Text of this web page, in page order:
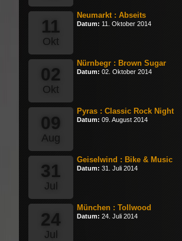
11
Okt
Neumarkt : Abseits
Datum: 11. Oktober 2014
02
Okt
Nürnbegr : Brown Sugar
Datum: 02. Oktober 2014
09
Aug
Pyras : Classic Rock Night
Datum: 09. August 2014
31
Jul
Geiselwind : Bike & Music
Datum: 31. Juli 2014
24
Jul
München : Tollwood
Datum: 24. Juli 2014